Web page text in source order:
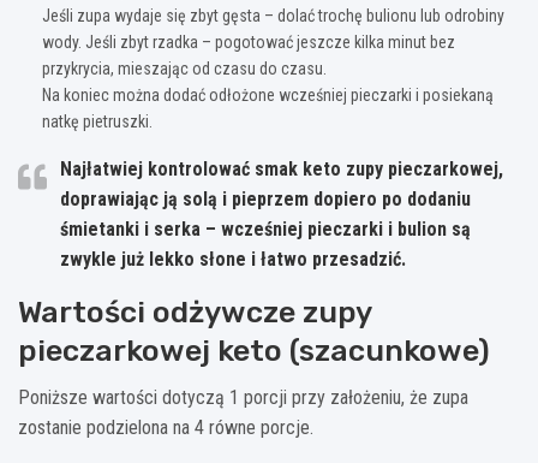
Jeśli zupa wydaje się zbyt gęsta – dolać trochę bulionu lub odrobiny
wody. Jeśli zbyt rzadka – pogotować jeszcze kilka minut bez
przykrycia, mieszając od czasu do czasu.
Na koniec można dodać odłożone wcześniej pieczarki i posiekaną
natkę pietruszki.
Najłatwiej kontrolować smak keto zupy pieczarkowej,
doprawiając ją solą i pieprzem dopiero po dodaniu
śmietanki i serka – wcześniej pieczarki i bulion są
zwykle już lekko słone i łatwo przesadzić.
Wartości odżywcze zupy
pieczarkowej keto (szacunkowe)
Poniższe wartości dotyczą 1 porcji przy założeniu, że zupa
zostanie podzielona na 4 równe porcje.